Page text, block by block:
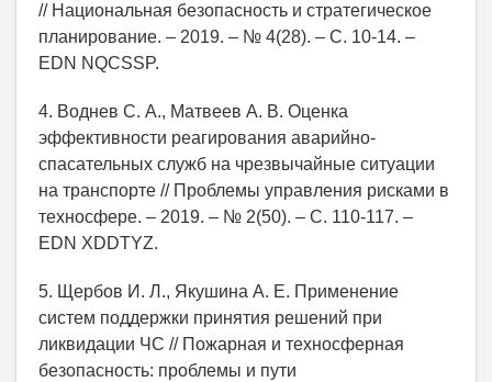
// Национальная безопасность и стратегическое
планирование. – 2019. – № 4(28). – С. 10-14. –
EDN NQCSSP.
4. Воднев С. А., Матвеев А. В. Оценка
эффективности реагирования аварийно-
спасательных служб на чрезвычайные ситуации
на транспорте // Проблемы управления рисками в
техносфере. – 2019. – № 2(50). – С. 110-117. –
EDN XDDTYZ.
5. Щербов И. Л., Якушина А. Е. Применение
систем поддержки принятия решений при
ликвидации ЧС // Пожарная и техносферная
безопасность: проблемы и пути